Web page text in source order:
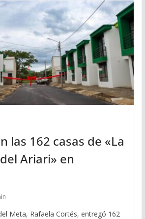
las 162 casas de «La
Ariari» en
Meta, Rafaela Cortés, entregó 162